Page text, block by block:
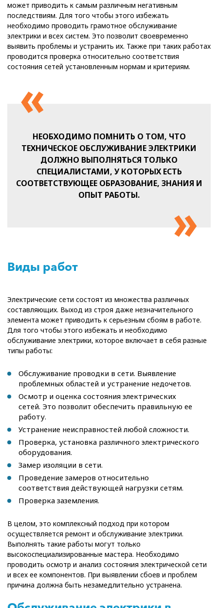
может приводить к самым различным негативным
последствиям. Для того чтобы этого избежать
необходимо проводить грамотное обслуживание
электрики и всех систем. Это позволит своевременно
выявить проблемы и устранить их. Также при таких работах
проводится проверка относительно соответствия
состояния сетей установленным нормам и критериям.
НЕОБХОДИМО ПОМНИТЬ О ТОМ, ЧТО
ТЕХНИЧЕСКОЕ ОБСЛУЖИВАНИЕ ЭЛЕКТРИКИ
ДОЛЖНО ВЫПОЛНЯТЬСЯ ТОЛЬКО
СПЕЦИАЛИСТАМИ, У КОТОРЫХ ЕСТЬ
СООТВЕТСТВУЮЩЕЕ ОБРАЗОВАНИЕ, ЗНАНИЯ И
ОПЫТ РАБОТЫ.
Виды работ
Электрические сети состоят из множества различных
составляющих. Выход из строя даже незначительного
элемента может приводить к серьезным сбоям в работе.
Для того чтобы этого избежать и необходимо
обслуживание электрики, которое включает в себя разные
типы работы:
Обслуживание проводки в сети. Выявление
проблемных областей и устранение недочетов.
Осмотр и оценка состояния электрических
сетей. Это позволит обеспечить правильную ее
работу.
Устранение неисправностей любой сложности.
Проверка, установка различного электрического
оборудования.
Замер изоляции в сети.
Проведение замеров относительно
соответствия действующей нагрузки сетям.
Проверка заземления.
В целом, это комплексный подход при котором
осуществляется ремонт и обслуживание электрики.
Выполнять такие работы могут только
высокоспециализированные мастера. Необходимо
проводить осмотр и анализ состояния электрической сети
и всех ее компонентов. При выявлении сбоев и проблем
причина должна быть незамедлительно устранена.